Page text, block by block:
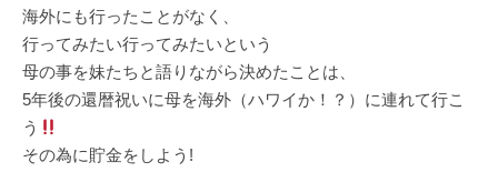
海外にも行ったことがなく、
行ってみたい行ってみたいという
母の事を妹たちと語りながら決めたことは、
5年後の還暦祝いに母を海外（ハワイか！？）に連れて行こ
う
その為に貯金をしよう!